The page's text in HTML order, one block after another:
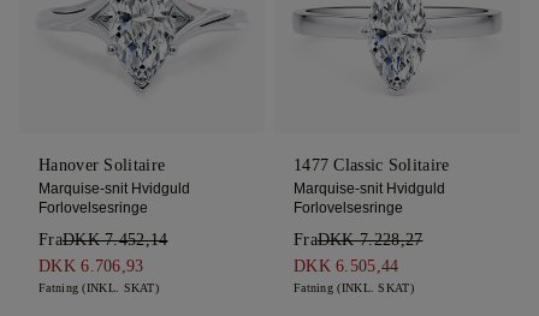
Hanover Solitaire
Marquise-snit Hvidguld
Forlovelsesringe
FraDKK 7.452,14
DKK 6.706,93
Fatning (INKL. SKAT)
1477 Classic Solitaire
Marquise-snit Hvidguld
Forlovelsesringe
FraDKK 7.228,27
DKK 6.505,44
Fatning (INKL. SKAT)